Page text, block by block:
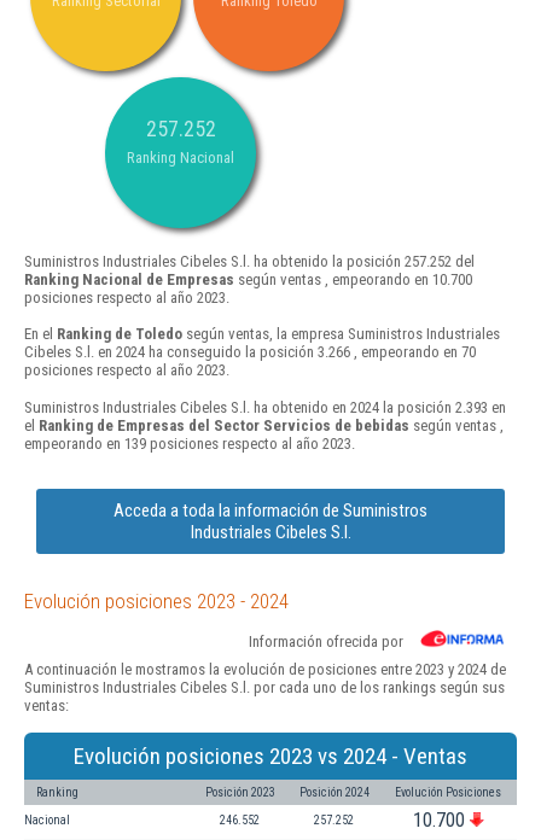
257.252
Ranking Nacional
Suministros Industriales Cibeles S.l. ha obtenido la posición 257.252 del
Ranking Nacional de Empresas según ventas , empeorando en 10.700
posiciones respecto al año 2023.
En el Ranking de Toledo según ventas, la empresa Suministros Industriales
Cibeles S.l. en 2024 ha conseguido la posición 3.266 , empeorando en 70
posiciones respecto al año 2023.
Suministros Industriales Cibeles S.l. ha obtenido en 2024 la posición 2.393 en
el Ranking de Empresas del Sector Servicios de bebidas según ventas ,
empeorando en 139 posiciones respecto al año 2023.
Acceda a toda la información de Suministros
Industriales Cibeles S.l.
Evolución posiciones 2023 - 2024
Información ofrecida por
A continuación le mostramos la evolución de posiciones entre 2023 y 2024 de
Suministros Industriales Cibeles S.l. por cada uno de los rankings según sus
ventas:
Evolución posiciones 2023 vs 2024 - Ventas
Ranking Posición 2023 Posición 2024 Evolución Posiciones
Nacional 246.552 257.252 10.700